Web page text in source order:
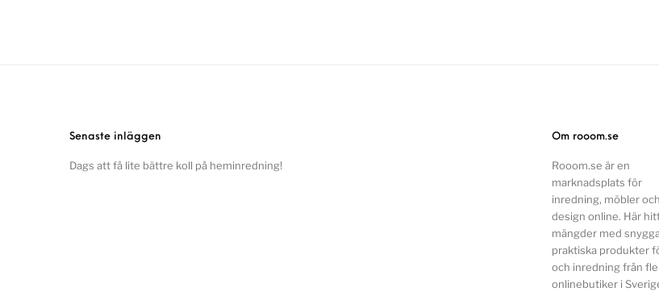
Senaste inläggen
Dags att få lite bättre koll på heminredning!
Om rooom.se
Rooom.se är en
marknadsplats för
inredning, möbler och
design online. Här
mängder med
praktiska produkter
och inredning från
onlinebutiker i